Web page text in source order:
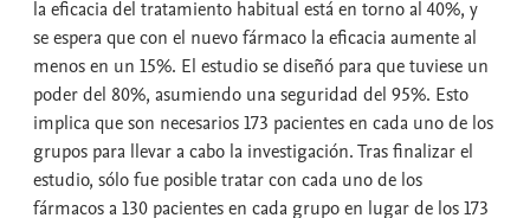
la eficacia del tratamiento habitual está en torno al 40%, y
se espera que con el nuevo fármaco la eficacia aumente al
menos en un 15%. El estudio se diseñó para que tuviese un
poder del 80%, asumiendo una seguridad del 95%. Esto
implica que son necesarios 173 pacientes en cada uno de los
grupos para llevar a cabo la investigación. Tras finalizar el
estudio, sólo fue posible tratar con cada uno de los
fármacos a 130 pacientes en cada grupo en lugar de los 173